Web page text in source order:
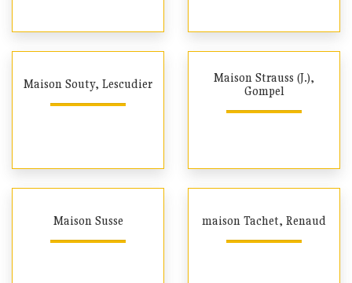
Maison Souty, Lescudier
Maison Strauss (J.),
Gompel
Maison Susse maison Tachet, Renaud